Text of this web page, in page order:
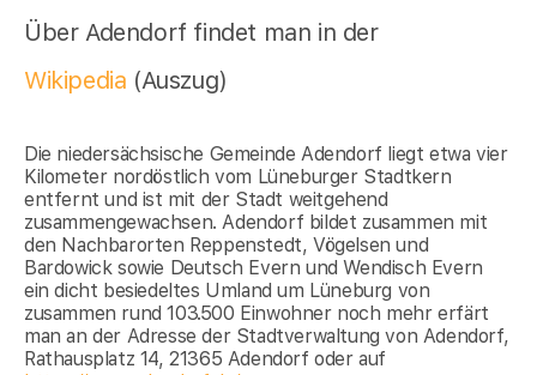
Über Adendorf findet man in der
Wikipedia (Auszug)
Die niedersächsische Gemeinde Adendorf liegt etwa vier
Kilometer nordöstlich vom Lüneburger Stadtkern
entfernt und ist mit der Stadt weitgehend
zusammengewachsen. Adendorf bildet zusammen mit
den Nachbarorten Reppenstedt, Vögelsen und
Bardowick sowie Deutsch Evern und Wendisch Evern
ein dicht besiedeltes Umland um Lüneburg von
zusammen rund 103.500 Einwohner noch mehr erfärt
man an der Adresse der Stadtverwaltung von Adendorf,
Rathausplatz 14, 21365 Adendorf oder auf